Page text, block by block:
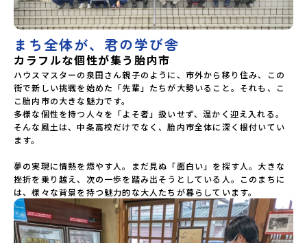
まち全体が、君の学び舎
カラフルな個性が集う胎内市
ハウスマスターの泉田さん親子のように、市外から移り住み、この
街で新しい挑戦を始めた「先輩」たちが大勢いること。それも、こ
こ胎内市の大きな魅力です。
多様な個性を持つ人々を「よそ者」扱いせず、温かく迎え入れる。
そんな風土は、中条高校だけでなく、胎内市全体に深く根付いてい
ます。
夢の実現に情熱を燃やす人。まだ見ぬ「面白い」を探す人。大きな
挫折を乗り越え、次の一歩を踏み出そうとしている人。このまちに
は、様々な背景を持つ魅力的な大人たちが暮らしています。